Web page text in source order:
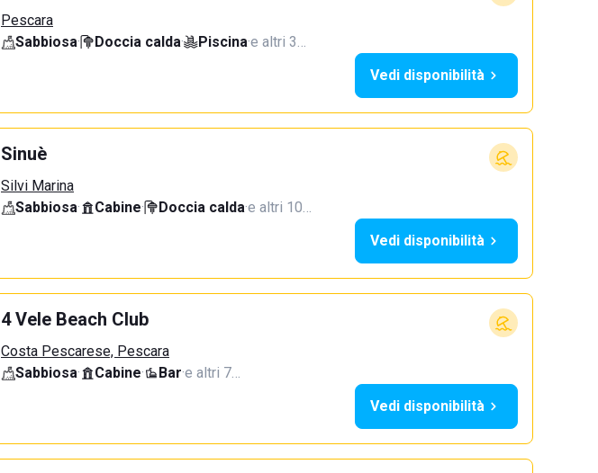
Pescara
Sabbiosa· Doccia calda· Piscina·e altri 3…
Vedi disponibilità
Sinuè
Silvi Marina
Sabbiosa· Cabine· Doccia calda·e altri 10…
Vedi disponibilità
4 Vele Beach Club
Costa Pescarese, Pescara
Sabbiosa· Cabine· Bar·e altri 7…
Vedi disponibilità